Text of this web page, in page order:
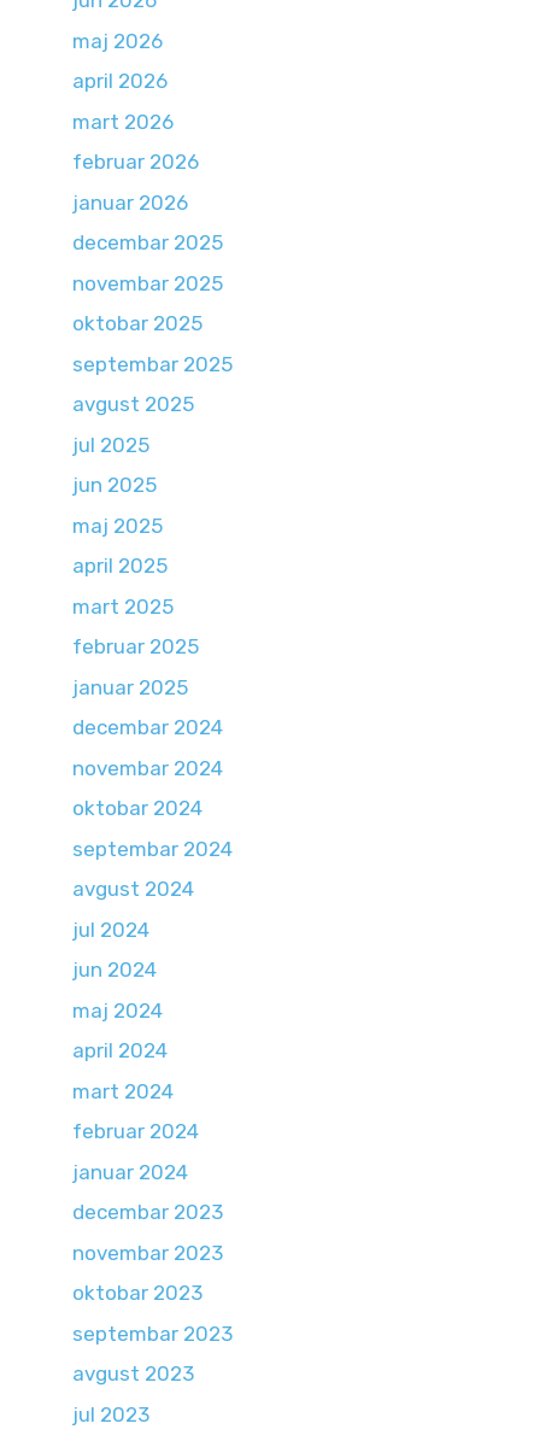
maj 2026
april 2026
mart 2026
februar 2026
januar 2026
decembar 2025
novembar 2025
oktobar 2025
septembar 2025
avgust 2025
jul 2025
jun 2025
maj 2025
april 2025
mart 2025
februar 2025
januar 2025
decembar 2024
novembar 2024
oktobar 2024
septembar 2024
avgust 2024
jul 2024
jun 2024
maj 2024
april 2024
mart 2024
februar 2024
januar 2024
decembar 2023
novembar 2023
oktobar 2023
septembar 2023
avgust 2023
jul 2023